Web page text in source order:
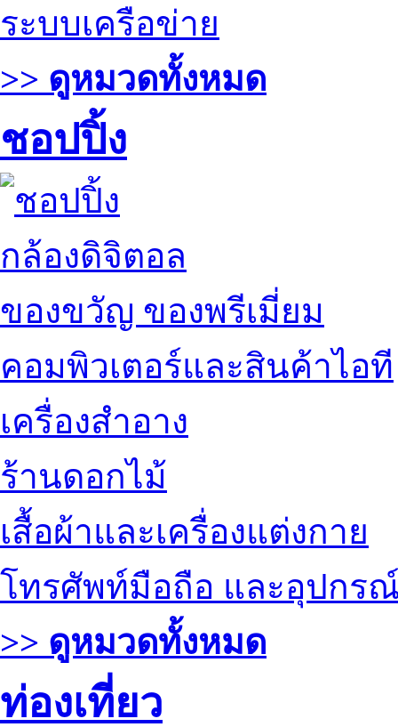
ระบบเครือข่าย
>> ดูหมวดทั้งหมด
ชอปปิ้ง
กล้องดิจิตอล
ของขวัญ ของพรีเมี่ยม
คอมพิวเตอร์และสินค้าไอที
เครื่องสำอาง
ร้านดอกไม้
เสื้อผ้าและเครื่องแต่งกาย
โทรศัพท์มือถือ และอุปกร
>> ดูหมวดทั้งหมด
ท่องเที่ยว